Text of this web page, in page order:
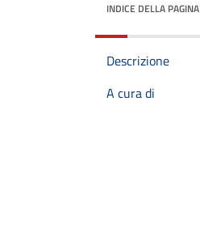
INDICE DELLA PAGINA
Descrizione
A cura di